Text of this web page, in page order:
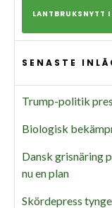
LANTBRUKSNYTT I
SENASTE
Trump-politik
Biologisk
Dansk grisnäring
nu en plan
Skördepress